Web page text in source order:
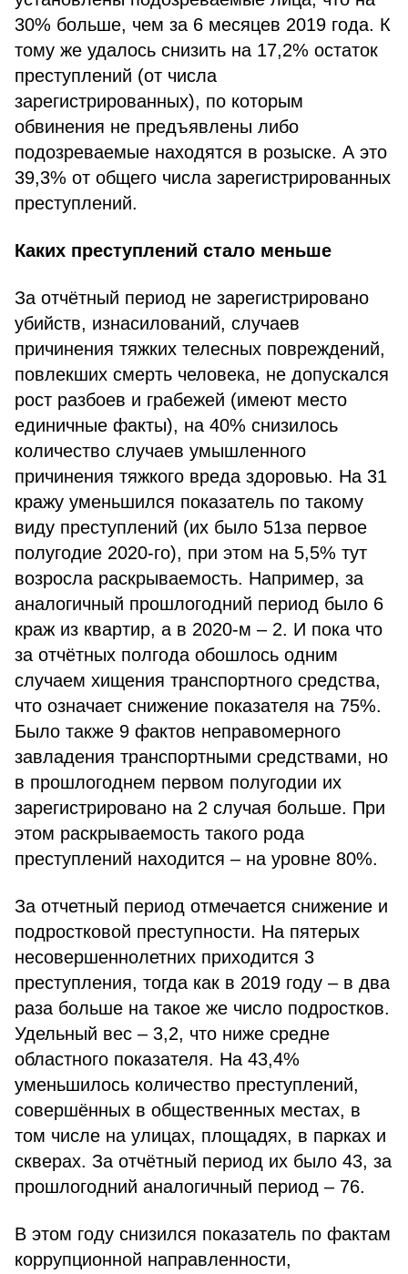
30% больше, чем за 6 месяцев 2019 года. К
тому же удалось снизить на 17,2% остаток
преступлений (от числа
зарегистрированных), по которым
обвинения не предъявлены либо
подозреваемые находятся в розыске. А это
39,3% от общего числа зарегистрированных
преступлений.
Каких преступлений стало меньше
За отчётный период не зарегистрировано
убийств, изнасилований, случаев
причинения тяжких телесных повреждений,
повлекших смерть человека, не допускался
рост разбоев и грабежей (имеют место
единичные факты), на 40% снизилось
количество случаев умышленного
причинения тяжкого вреда здоровью. На 31
кражу уменьшился показатель по такому
виду преступлений (их было 51за первое
полугодие 2020-го), при этом на 5,5% тут
возросла раскрываемость. Например, за
аналогичный прошлогодний период было 6
краж из квартир, а в 2020-м – 2. И пока что
за отчётных полгода обошлось одним
случаем хищения транспортного средства,
что означает снижение показателя на 75%.
Было также 9 фактов неправомерного
завладения транспортными средствами, но
в прошлогоднем первом полугодии их
зарегистрировано на 2 случая больше. При
этом раскрываемость такого рода
преступлений находится – на уровне 80%.
За отчетный период отмечается снижение и
подростковой преступности. На пятерых
несовершеннолетних приходится 3
преступления, тогда как в 2019 году – в два
раза больше на такое же число подростков.
Удельный вес – 3,2, что ниже средне
областного показателя. На 43,4%
уменьшилось количество преступлений,
совершённых в общественных местах, в
том числе на улицах, площадях, в парках и
скверах. За отчётный период их было 43, за
прошлогодний аналогичный период – 76.
В этом году снизился показатель по фактам
коррупционной направленности,